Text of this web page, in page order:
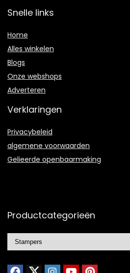
Snelle links
Home
Alles winkelen
Blogs
Onze webshops
Adverteren
Verklaringen
Privacybeleid
algemene voorwaarden
Gelieerde openbaarmaking
Productcategorieën